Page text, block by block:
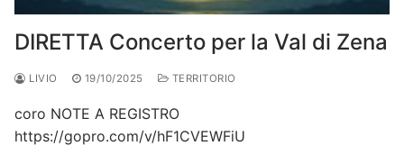
DIRETTA Concerto per la Val di Zena
LIVIO 19/10/2025 TERRITORIO
coro NOTE A REGISTRO
https://gopro.com/v/hF1CVEWFiU